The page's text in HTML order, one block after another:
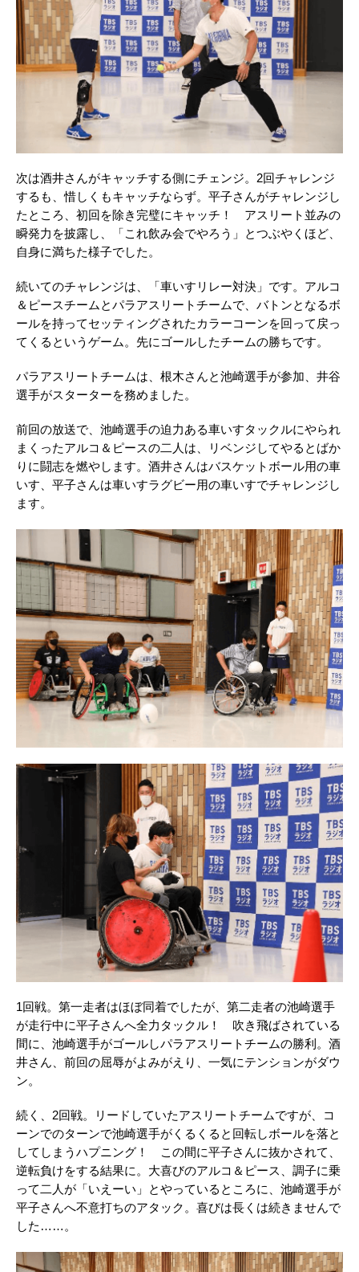
次は酒井さんがキャッチする側にチェンジ。2回チャレンジ
するも、惜しくもキャッチならず。平子さんがチャレンジし
たところ、初回を除き完璧にキャッチ！ アスリート並みの
瞬発力を披露し、「これ飲み会でやろう」とつぶやくほど、
自身に満ちた様子でした。
続いてのチャレンジは、「車いすリレー対決」です。アルコ
＆ピースチームとパラアスリートチームで、バトンとなるボ
ールを持ってセッティングされたカラーコーンを回って戻っ
てくるというゲーム。先にゴールしたチームの勝ちです。
パラアスリートチームは、根木さんと池崎選手が参加、井谷
選手がスターターを務めました。
前回の放送で、池崎選手の迫力ある車いすタックルにやられ
まくったアルコ＆ピースの二人は、リベンジしてやるとばか
りに闘志を燃やします。酒井さんはバスケットボール用の車
いす、平子さんは車いすラグビー用の車いすでチャレンジし
ます。
1回戦。第一走者はほぼ同着でしたが、第二走者の池崎選手
が走行中に平子さんへ全力タックル！ 吹き飛ばされている
間に、池崎選手がゴールしパラアスリートチームの勝利。酒
井さん、前回の屈辱がよみがえり、一気にテンションがダウ
ン。
続く、2回戦。リードしていたアスリートチームですが、コ
ーンでのターンで池崎選手がくるくると回転しボールを落と
してしまうハプニング！ この間に平子さんに抜かされて、
逆転負けをする結果に。大喜びのアルコ＆ピース、調子に乗
って二人が「いえーい」とやっているところに、池崎選手が
平子さんへ不意打ちのアタック。喜びは長くは続きませんで
した……。